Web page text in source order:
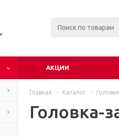
АКЦИИ
Главная - Каталог -
Головка-